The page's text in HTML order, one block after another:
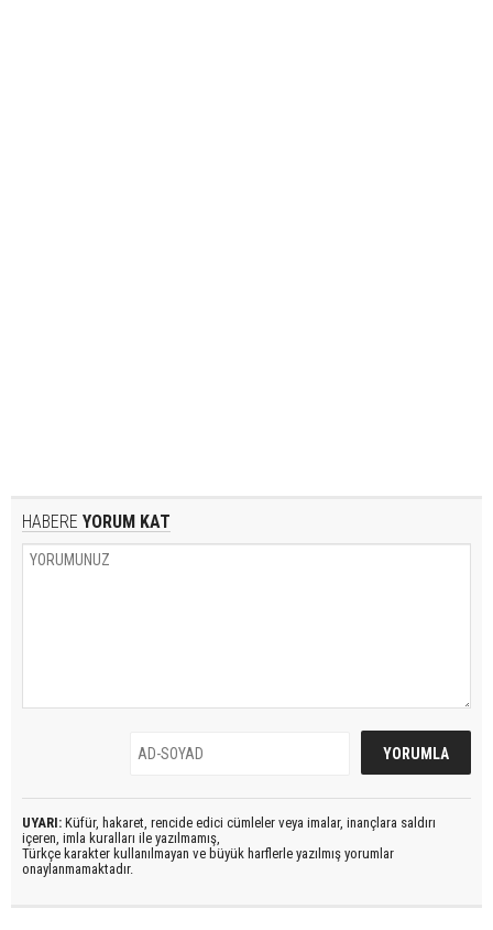
HABERE YORUM KAT
UYARI: Küfür, hakaret, rencide edici cümleler veya imalar, inançlara saldırı
içeren, imla kuralları ile yazılmamış,
Türkçe karakter kullanılmayan ve büyük harflerle yazılmış yorumlar
onaylanmamaktadır.